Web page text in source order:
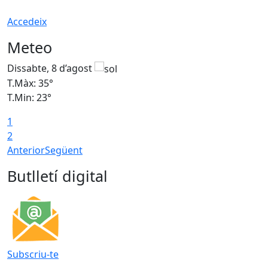
Accedeix
Meteo
Dissabte, 8 d’agost
T.Màx: 35°
T.Min: 23°
1
2
AnteriorSegüent
Butlletí digital
Subscriu-te